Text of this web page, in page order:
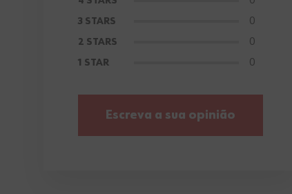
3 STARS 0
2 STARS 0
1 STAR 0
Escreva a sua opinião